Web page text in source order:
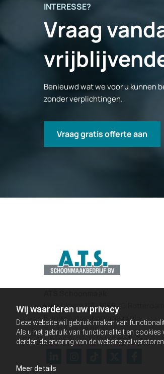
Wij waarderen uw privacy
Deze website wil gebruik maken van
Als u het gebruik van functionaliteit en cookies
derden de ervaring van de website zal verstoren.
Meer details
INTERESSE?
Vraag
Benieuwd wat we voor u kunnen
zonder verplichtingen.
Vraag gratis offerte aan
Vlambloem 113, 3068 JG Rotterdam
E:info@atsschoonmaak.nl
T:+31 1 02 28 06 34